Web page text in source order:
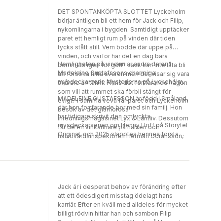
drevet går? Och hur vet man vem man kan lita
på när det blåser upp till storm?Mördarens
farväl är den åttonde delen i succéserien Ett
fall för Henny Hoff av författaren Madeleine
Gustafsson.
DET SPONTANKÖPTA SLOTTET Lyckeholm
börjar äntligen bli ett hem för Jack och Filip,
nykomlingarna i bygden. Samtidigt upptäcker
paret ett hemligt rum på vinden där tiden
tycks stått still. Vem bodde där uppe på
vinden, och varför har det en dag bara
bommats igen för gott? Jack kan inte låta bli
att försöka hitta svaren men det visar sig vara
svårare än tänkt. Finns det fortfarande någon
som vill att rummet ska förbli stängt för
evigt? I samma veva får paret och Lyckeholm
besök av det glamorösa
inredningsmagasinet Lyx & Lantliv. Dessutom
får de en vinkännare på halsen och
hälsovårdsinspektören Herman Göransson,
Amanda beter sig konstigt och vem är
inser att bevisen pekar mot honom själv blir
det jobbigt på riktigt
Hemligheten på vinden är andra delen i
Madeleine Gustafssons charmiga
mysdeckarserie Mysterierna på Lyckeholm.
MADELEINE GUSTAFSSON är född i Småland,
där hon fortfarande bor med sin familj. Hon
har tidigare skrivit den omtyckta
mysdeckarserien om Henny Hoff på Storytel
Original, och 2025 släpptes hennes första
Jack är i desperat behov av förändring efter
att ett ödesdigert misstag ödelagt hans
karriär. Efter en kväll med alldeles för mycket
billigt rödvin hittar han och sambon Filip